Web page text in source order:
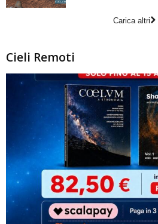
Carica altri
Cieli Remoti